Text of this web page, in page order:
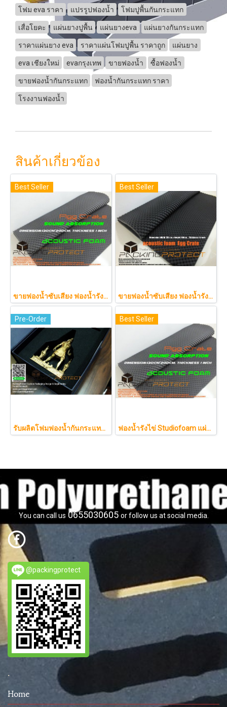
โฟม eva ราคา แปรรูปฟองน้ำ โฟมปูพื้นกันกระแทก
เสื่อโยคะ แผ่นยางปูพื้น แผ่นยางeva แผ่นยางกันกระแทก
ราคาแผ่นยาง eva ราคาแผ่นโฟมปูพื้น ราคาถูก แผ่นยาง
eva เชียงใหม่ evaกรุงเทพ ขายฟองน้ำ ซื้อฟองน้ำ
ขายฟองน้ำกันกระแทก ฟองน้ำกันกระแทก ราคา
โรงงานฟองน้ำ
สินค้าเกี่ยวข้อง
Best Seller
ขายฟองน้ำซับเสียง ฟองน้ำรังไข่ แผ่นซับเสียงห้อง ราคาถูกฟองน้ำรังไข่ แผ่นซับเสียงรังไข่ แผ่นซับเสียงรังไข่ Acoustic foam สีเ
Best Seller
ขายฟองน้ำซับเสียง ฟองน้ำรังไข่ แผ่นซับเสียงห้อง ราคาถูกฟองน้ำรังไข่ แผ่นซับเสียงรังไข่ แผ่นซับเสียงรังไข่ Acoustic foam สีเทาดำขนาดใหญ่ 130*200ซม.หนา1.5นิ้วราคา350บาท(copy)
Pre-Order
รับผลิตโฟมฟองน้ำกันกระแทกรับออกแบบบรรจุภัณฑ์โมเดล art toy ต่างๆ
Best Seller
ฟองน้ำรังไข่ Studiofoam แผ่นซับเสียงห้อง แผ่นซับเสียงรังไข่ แผ่นซับเสียงรังไข่ Acoustic foam สีเทาดำขนาดใหญ่ 125*200ซม.หนา1นิ้วราคา290บาท
You can call us 0655030605 or follow us at social media.
@packingprotect
.
Home